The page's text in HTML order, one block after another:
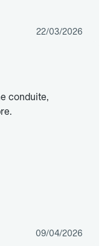
22/03/2026
conduite,
09/04/2026